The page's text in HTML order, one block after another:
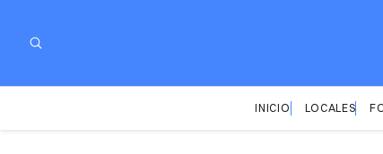
INICIO LOCALES